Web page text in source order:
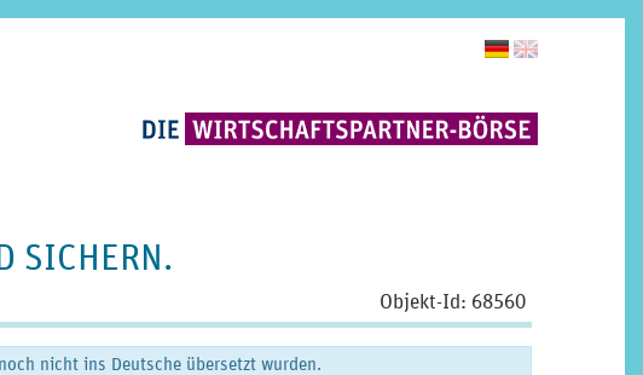
SICHERN.
Objekt-Id: 68560
nicht ins Deutsche übersetzt wurden.